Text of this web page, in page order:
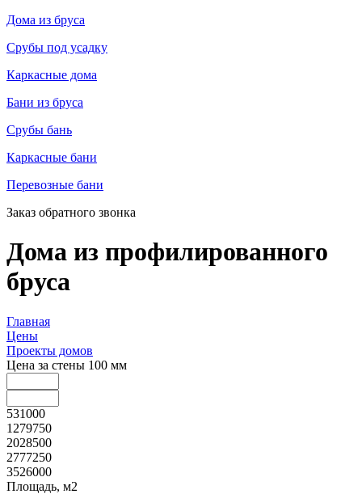
Дома из бруса
Срубы под усадку
Каркасные дома
Бани из бруса
Срубы бань
Каркасные бани
Перевозные бани
Заказ обратного звонка
Дома из профилированного
бруса
Главная
Цены
Проекты домов
Цена за стены 100 мм
531000
1279750
2028500
2777250
3526000
Площадь, м2